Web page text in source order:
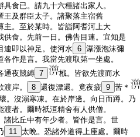
具食已。請九十六種諸出家人。
王及群臣太子。諸聚落主宿舊
主。至於某時。皆詣阿耆河上大
供食。先前一日。佛告目連。宜知是
連即以神足。使河水 6 瀑漲泡沫彌
各作是言。我當先渡取第一坐處。
通夜競縛 7
栰。皆欲先渡而水
岸。 8 還復漂還。竟夜疲 9 苦＊
。沒溺寒凍。在於岸邊。向日而蹲。乃
渡者。爾時祇洹精舍有人供僧。
諸比丘中有年少者。皆作是言。世
11 太晩。恐諸外道得上座處。爾時